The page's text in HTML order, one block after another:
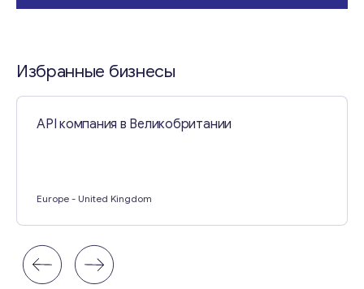
Избранные бизнесы
API компания в Великобритании
Europe - United Kingdom